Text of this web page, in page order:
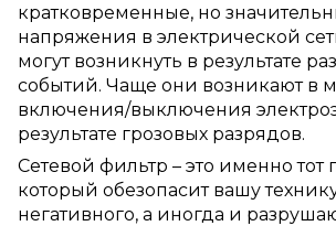
кратковременные, но
напряжения в электрической
могут возникнуть в результате
событий. Чаще они возникают в
включения/выключения
результате грозовых разрядов.
Сетевой фильтр – это именно тот
который обезопасит вашу
негативного, а иногда и